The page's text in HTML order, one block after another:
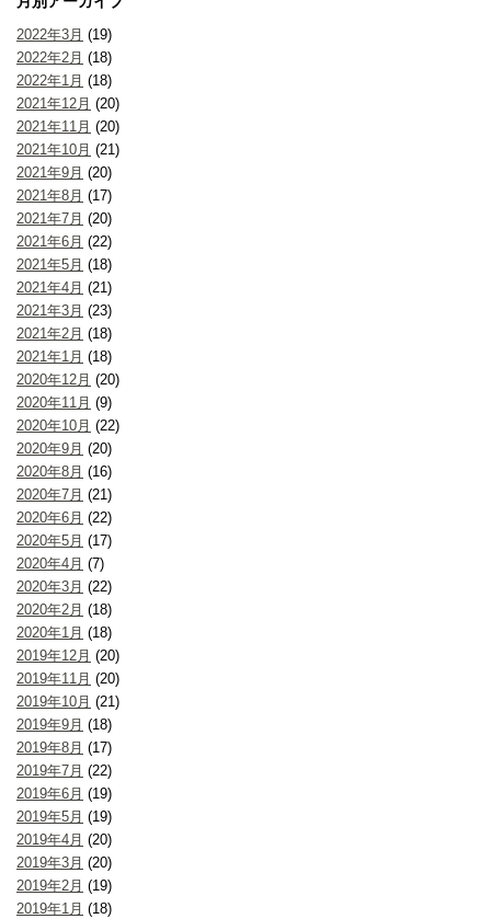
2022年3月 (19)
2022年2月 (18)
2022年1月 (18)
2021年12月 (20)
2021年11月 (20)
2021年10月 (21)
2021年9月 (20)
2021年8月 (17)
2021年7月 (20)
2021年6月 (22)
2021年5月 (18)
2021年4月 (21)
2021年3月 (23)
2021年2月 (18)
2021年1月 (18)
2020年12月 (20)
2020年11月 (9)
2020年10月 (22)
2020年9月 (20)
2020年8月 (16)
2020年7月 (21)
2020年6月 (22)
2020年5月 (17)
2020年4月 (7)
2020年3月 (22)
2020年2月 (18)
2020年1月 (18)
2019年12月 (20)
2019年11月 (20)
2019年10月 (21)
2019年9月 (18)
2019年8月 (17)
2019年7月 (22)
2019年6月 (19)
2019年5月 (19)
2019年4月 (20)
2019年3月 (20)
2019年2月 (19)
2019年1月 (18)